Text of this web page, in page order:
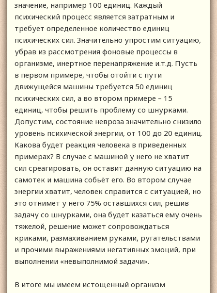
значение, например 100 единиц. Каждый
психический процесс является затратным и
требует определенное количество единиц
психических сил. Значительно упростим ситуацию,
убрав из рассмотрения фоновые процессы в
организме, инертное перенапряжение и.т.д. Пусть
в первом примере, чтобы отойти с пути
движущейся машины требуется 50 единиц
психических сил, а во втором примере – 15
единиц, чтобы решить проблему со шнурками.
Допустим, состояние невроза значительно снизило
уровень психической энергии, от 100 до 20 единиц.
Какова будет реакция человека в приведенных
примерах? В случае с машиной у него не хватит
сил среагировать, он оставит данную ситуацию на
самотек и машина собьёт его. Во втором случае
энергии хватит, человек справится с ситуацией, но
это отнимет у него 75% оставшихся сил, решив
задачу со шнурками, она будет казаться ему очень
тяжелой, решение может сопровождаться
криками, размахиванием руками, ругательствами
и прочими выражениями негативных эмоций, при
выполнении «невыполнимой задачи».
В итоге мы имеем истощенный организм